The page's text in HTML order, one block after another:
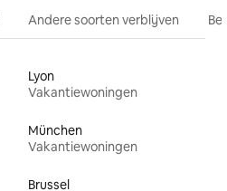
Andere soorten verblijven
Lyon
Vakantiewoningen
München
Vakantiewoningen
Brussel